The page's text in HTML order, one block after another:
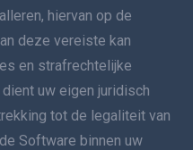
hiervan op de
deze vereiste kan
en strafrechtelijke
uw eigen juridisch
tot de legaliteit van
Software binnen uw